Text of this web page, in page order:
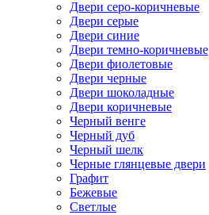
Двери серо-коричневые
Двери серые
Двери синие
Двери темно-коричневые
Двери фиолетовые
Двери черные
Двери шоколадные
Двери коричневые
Черный венге
Черный дуб
Черный шелк
Черные глянцевые двери
Графит
Бежевые
Светлые